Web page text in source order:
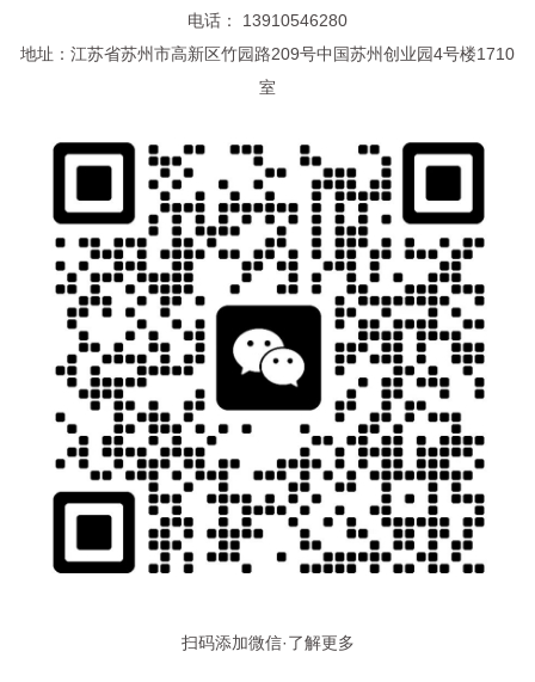
电话： 13910546280
地址：江苏省苏州市高新区竹园路209号中国苏州创业园4号楼1710
室
扫码添加微信·了解更多